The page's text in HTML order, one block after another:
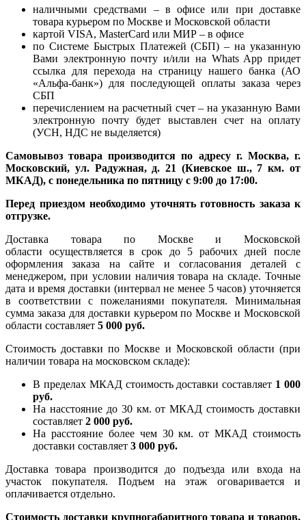
наличными средствами – в офисе или при доставке
товара курьером по Москве и Московской области
картой VISA, MasterCard или МИР – в офисе
по Системе Быстрых Платежей (СБП) – на указанную
Вами электронную почту и/или на Whats App придет
ссылка для перехода на страницу нашего банка (АО
«Альфа-банк») для последующей оплаты заказа через
СБП
перечислением на расчетный счет – на указанную Вами
электронную почту будет выставлен счет на оплату
(УСН, НДС не выделяется)
Самовывоз товара производится по адресу г. Москва, г.
Московский, ул. Радужная, д. 21 (Киевское ш., 7 км. от
МКАД), с понедельника по пятницу с 9:00 до 17:00.
Перед приездом необходимо уточнять готовность заказа к
отгрузке.
Доставка товара по Москве и Московской
области осуществляется в срок до 5 рабочих дней после
оформления заказа на сайте и согласования деталей с
менеджером, при условии наличия товара на складе. Точные
дата и время доставки (интервал не менее 5 часов) уточняется
в соответствии с пожеланиями покупателя. Минимальная
сумма заказа для доставки курьером по Москве и Московской
области составляет 5 000 руб.
Стоимость доставки по Москве и Московской области (при
наличии товара на московском складе):
В пределах МКАД стоимость доставки составляет 1 000
руб.
На насcтояние до 30 км. от МКАД стоимость доставки
составляет 2 000 руб.
На расстояние более чем 30 км. от МКАД стоимость
доставки составляет 3 000 руб.
Доставка товара производится до подъезда или входа на
участок покупателя. Подъем на этаж оговаривается и
оплачивается отдельно.
Стоимость доставки крупногабаритного товара и товаров,